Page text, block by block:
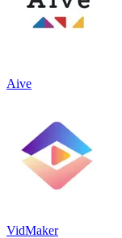
Aive
VidMaker